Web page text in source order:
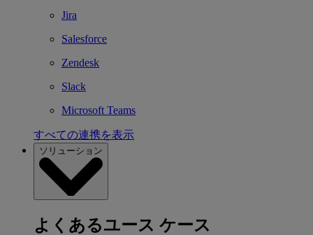
Jira
Salesforce
Zendesk
Slack
Microsoft Teams
すべての連携を表示
ソリューション
よくあるユース ケース